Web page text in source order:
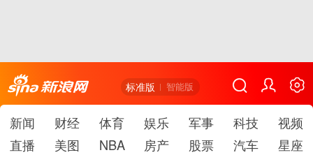
标准版 智能版
新闻 财经 体育 娱乐 军事 科技
视频
直播
美图 NBA 房产 股票 汽车
星座